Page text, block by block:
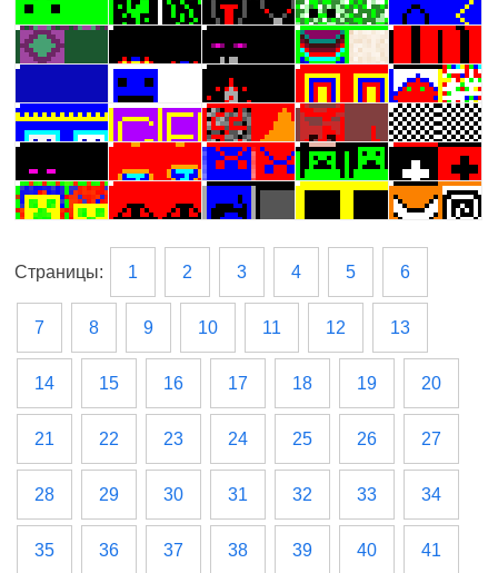
Страницы: 1 2 3 4 5 6
7 8 9 10 11 12 13
14 15 16 17 18 19 20
21 22 23 24 25 26 27
28 29 30 31 32 33 34
35 36 37 38 39 40 41